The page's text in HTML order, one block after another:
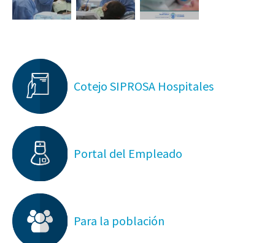
Cotejo SIPROSA Hospitales
Portal del Empleado
Para la población